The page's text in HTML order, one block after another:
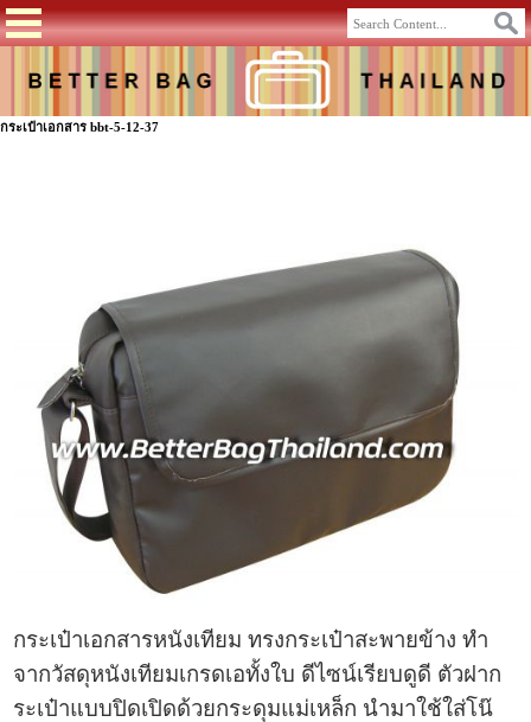
กระเป๋าเอกสาร bbt-5-12-37
กระเป๋าเอกสารหนังเทียม ทรงกระเป๋าสะพายข้างทำ
จากวัสดุหนังเทียมเกรดเอทั้งใบ ดีไซน์เรียบดูดี ตัวฝาก
ระเป๋าแบบปิดเปิดด้วยกระดุมแม่เหล็ก นำมาใช้ใส่โน๊